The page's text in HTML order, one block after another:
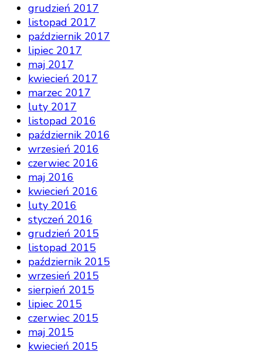
grudzień 2017
listopad 2017
październik 2017
lipiec 2017
maj 2017
kwiecień 2017
marzec 2017
luty 2017
listopad 2016
październik 2016
wrzesień 2016
czerwiec 2016
maj 2016
kwiecień 2016
luty 2016
styczeń 2016
grudzień 2015
listopad 2015
październik 2015
wrzesień 2015
sierpień 2015
lipiec 2015
czerwiec 2015
maj 2015
kwiecień 2015